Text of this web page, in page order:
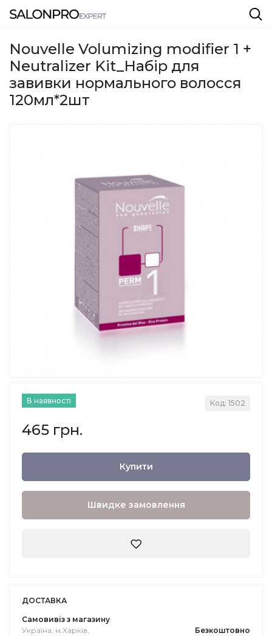
Nouvelle Volumizing modifier 1 +
Neutralizer Kit_Набір для
завивки нормального волосся
120мл*2шт
В наявності Код: 1502
465 грн.
Купити
Швидке замовлення
ДОСТАВКА
Самовивіз з магазину
Україна, м.Харків,
Безкоштовно